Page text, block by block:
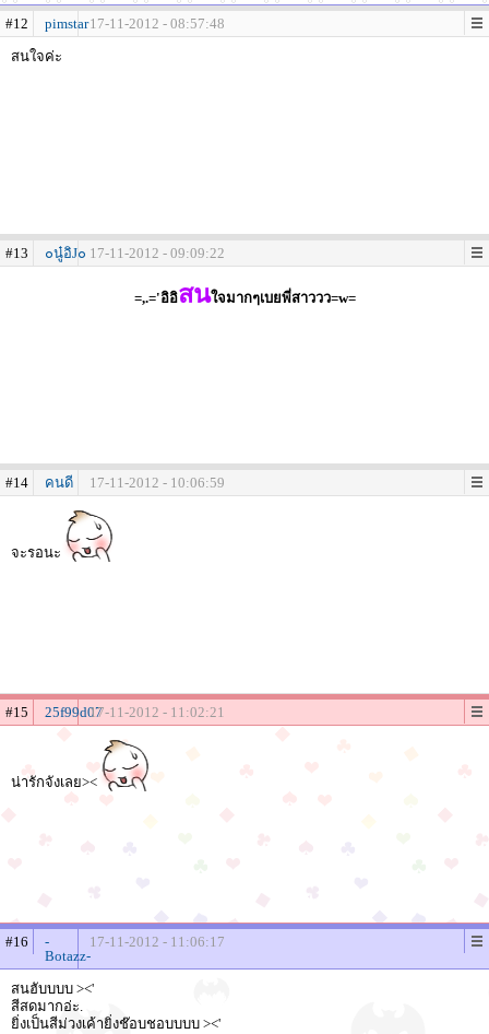
#12 pimstar17-11-2012 - 08:57:48
สนใจค่ะ
#13 ๐นู๋อิJ๐ 17-11-2012 - 09:09:22
=,.='อิอิสนใจมากๆเบยพี่สาววว=w=
#14 คนดี 17-11-2012 - 10:06:59
จะรอนะ
#15 25f99d0717-11-2012 - 11:02:21
น่ารักจังเลย><
#16
-
Botazz-
17-11-2012 - 11:06:17
สนฮับบบบ ><'
สีสดมากอ่ะ.
ยิ่งเป็นสีม่วงเค้ายิ่งช๊อบชอบบบบ ><'